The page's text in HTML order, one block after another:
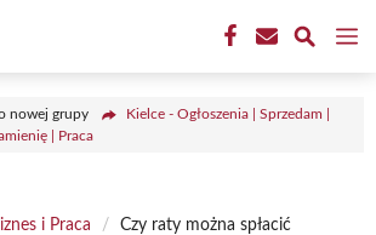
nowej grupy
Kielce - Ogłoszenia | Sprzedam |
| Praca
i Praca /
Czy raty można spłacić